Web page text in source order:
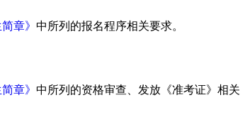
章》 中所列的报名程序相关要求。
章》 中所列的资格审查、发放《准考证》相关